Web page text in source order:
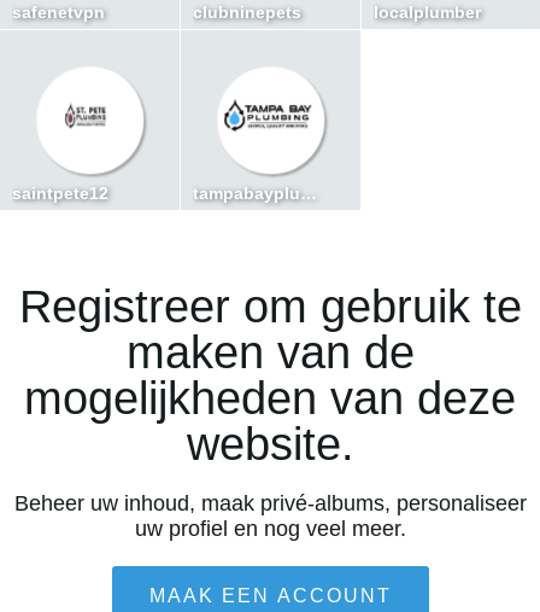
safenetvpn clubninepets localplumber
saintpete12 tampabayplumber
Registreer om gebruik te
maken van de
mogelijkheden van deze
website.
Beheer uw inhoud, maak privé-albums, personaliseer
uw profiel en nog veel meer.
MAAK EEN ACCOUNT